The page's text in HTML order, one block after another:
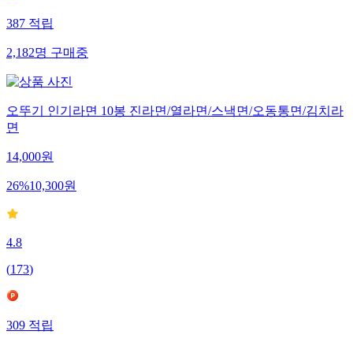
387적립
2,182명구매중
오뚜기 인기라면 10봉 진라면/열라면/스낵면/오동통면/김치라
면
14,000원
26%10,300원
4.8
(173)
309적립